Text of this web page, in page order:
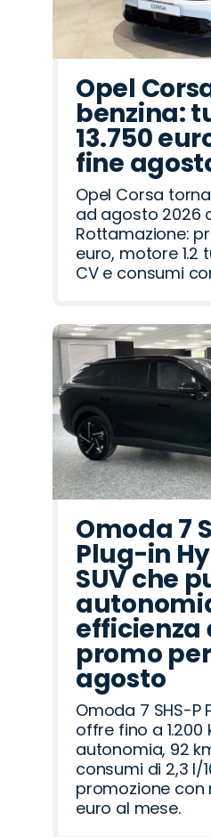
Opel
benzina:
13.750
fine
Opel Corsa
ad agosto 2026
Rottamazione:
euro, motore 1.2
CV e consumi
Omoda 7
Plug-in
SUV che
efficienza
promo
agosto
Omoda 7 SHS-P
offre fino a 1.200
autonomia, 92
consumi di 2,3 l/
promozione con
euro al mese.